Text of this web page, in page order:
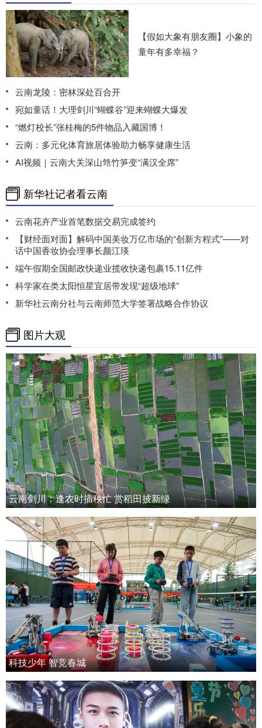
【假如大象有朋友圈】小象的
童年有多幸福？
云南龙陵：密林深处百合开
宛如童话！大理剑川“蝴蝶谷”迎来蝴蝶大爆发
“燃灯校长”张桂梅的5件物品入藏国博！
云南：多元化体育旅居体验助力畅享健康生活
AI视频｜云南大关深山筇竹笋变“满汉全席”
新华社记者看云南
云南花卉产业首笔数据交易完成签约
【财经面对面】解码中国美妆万亿市场的“创新方程式”——对
话中国香妆协会理事长颜江瑛
端午假期全国邮政快递业揽收快递包裹15.11亿件
科学家在类太阳恒星宜居带发现“超级地球”
新华社云南分社与云南师范大学签署战略合作协议
图片大观
云南剑川：逢农时插秧忙 赏稻田披新绿
科技少年 智竞春城